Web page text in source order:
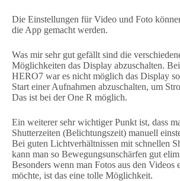
Die Einstellungen für Video und Foto
die App gemacht werden.
Was mir sehr gut gefällt sind die
Möglichkeiten das Display abzuschalten.
HERO7 war es nicht möglich das Display
Start einer Aufnahmen abzuschalten, um
Das ist bei der One R möglich.
Ein weiterer sehr wichtiger Punkt ist, dass
Shutterzeiten (Belichtungszeit) manuell
Bei guten Lichtverhältnissen mit schnellen
kann man so Bewegungsunschärfen gut
Besonders wenn man Fotos aus den Videos
möchte, ist das eine tolle Möglichkeit.